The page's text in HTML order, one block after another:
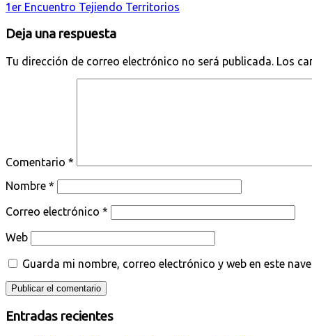
1er Encuentro Tejiendo Territorios
Deja una respuesta
Tu dirección de correo electrónico no será publicada. Los
Comentario *
Nombre *
Correo electrónico *
Web
Guarda mi nombre, correo electrónico y web en este
Entradas recientes